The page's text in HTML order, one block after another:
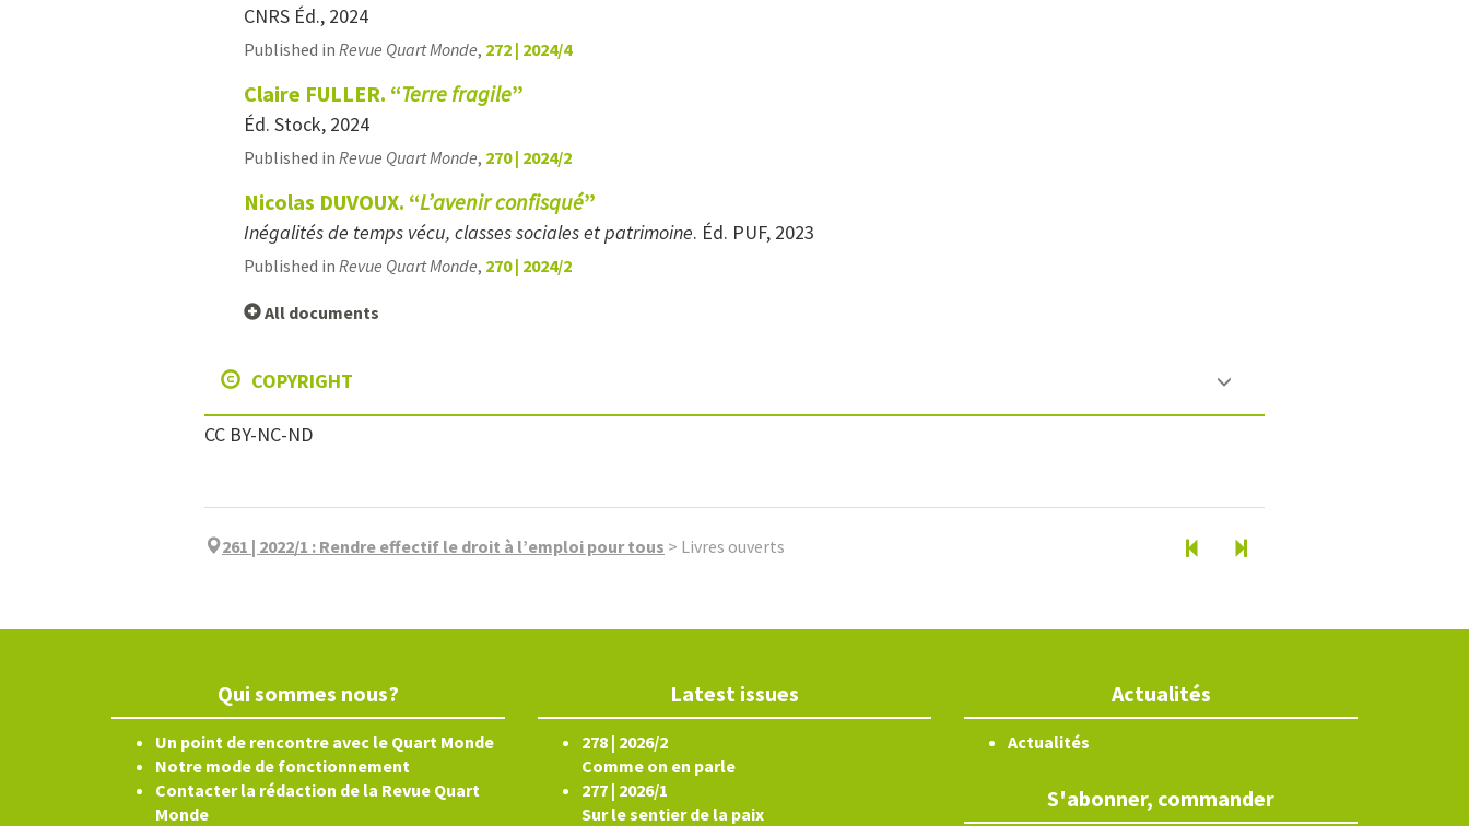
CNRS Éd., 2024
Published in Revue Quart Monde, 272 | 2024/4
Claire FULLER. “Terre fragile”
Éd. Stock, 2024
Published in Revue Quart Monde, 270 | 2024/2
Nicolas DUVOUX. “L’avenir confisqué”
Inégalités de temps vécu, classes sociales et patrimoine. Éd. PUF, 2023
Published in Revue Quart Monde, 270 | 2024/2
All documents
COPYRIGHT
CC BY-NC-ND
261 | 2022/1 : Rendre effectif le droit à l’emploi pour tous > Livres ouverts
Qui sommes nous?
Un point de rencontre avec le Quart Monde
Notre mode de fonctionnement
Contacter la rédaction de la Revue Quart
Monde
Latest issues
278 | 2026/2
Comme on en parle
277 | 2026/1
Sur le sentier de la paix
Actualités
Actualités
S'abonner, commander